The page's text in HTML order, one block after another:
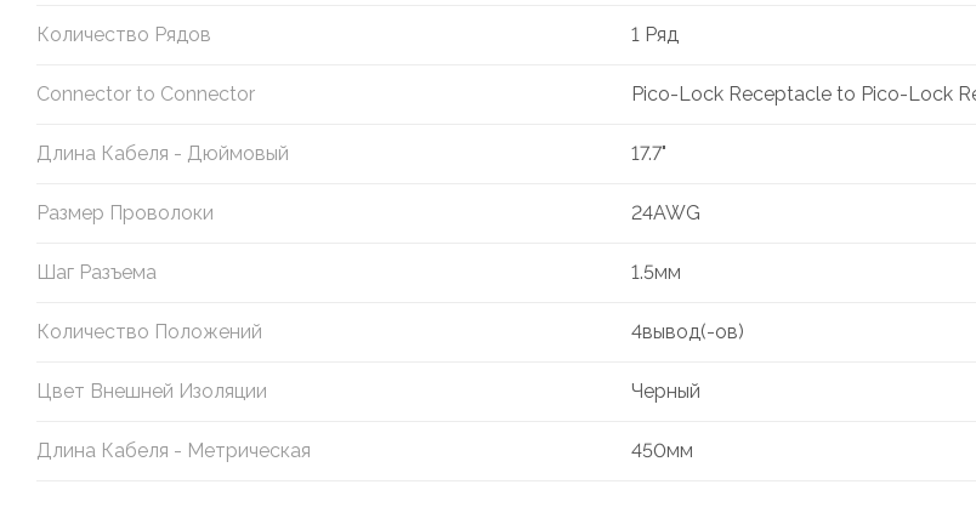
Количество Рядов 1 Ряд
Connector to Connector Pico-Lock Receptacle to Pico-Lock
Длина Кабеля - Дюймовый 17.7"
Размер Проволоки 24AWG
Шаг Разъема 1.5мм
Количество Положений 4вывод(-ов)
Цвет Внешней Изоляции Черный
Длина Кабеля - Метрическая 450мм